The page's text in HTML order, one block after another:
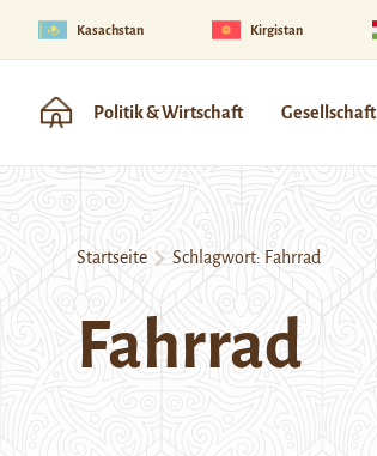
Kasachstan Kirgistan
Politik & Wirtschaft
Startseite Schlagwort: Fahrrad
Fahrrad